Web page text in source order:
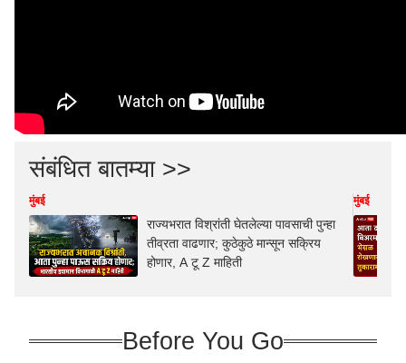
संबंधित बातम्या >>
मुंबई
राज्यभरात विश्रांती घेतलेल्या पावसाची पुन्हा
तीव्रता वाढणार; कुठेकुठे मान्सून सक्रिय
होणार, A टू Z माहिती
मुंबई
Before You Go